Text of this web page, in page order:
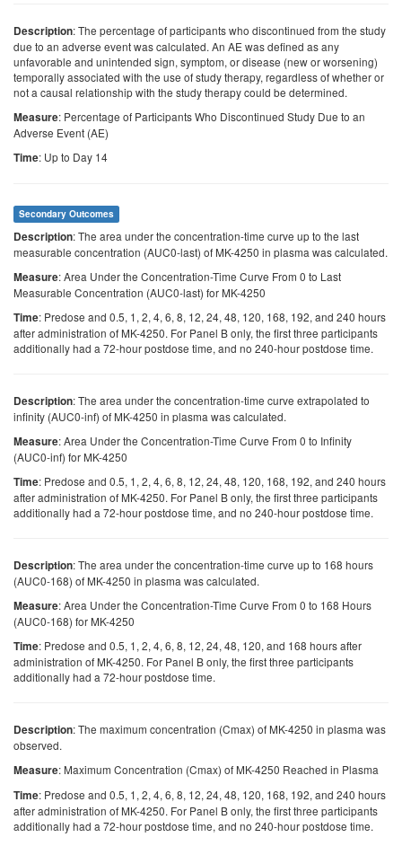
Description: The percentage of participants who discontinued from the study
due to an adverse event was calculated. An AE was defined as any
unfavorable and unintended sign, symptom, or disease (new or worsening)
temporally associated with the use of study therapy, regardless of whether or
not a causal relationship with the study therapy could be determined.
Measure: Percentage of Participants Who Discontinued Study Due to an
Adverse Event (AE)
Time: Up to Day 14
Secondary Outcomes
Description: The area under the concentration-time curve up to the last
measurable concentration (AUC0-last) of MK-4250 in plasma was calculated.
Measure: Area Under the Concentration-Time Curve From 0 to Last
Measurable Concentration (AUC0-last) for MK-4250
Time: Predose and 0.5, 1, 2, 4, 6, 8, 12, 24, 48, 120, 168, 192, and 240 hours
after administration of MK-4250. For Panel B only, the first three participants
additionally had a 72-hour postdose time, and no 240-hour postdose time.
Description: The area under the concentration-time curve extrapolated to
infinity (AUC0-inf) of MK-4250 in plasma was calculated.
Measure: Area Under the Concentration-Time Curve From 0 to Infinity
(AUC0-inf) for MK-4250
Time: Predose and 0.5, 1, 2, 4, 6, 8, 12, 24, 48, 120, 168, 192, and 240 hours
after administration of MK-4250. For Panel B only, the first three participants
additionally had a 72-hour postdose time, and no 240-hour postdose time.
Description: The area under the concentration-time curve up to 168 hours
(AUC0-168) of MK-4250 in plasma was calculated.
Measure: Area Under the Concentration-Time Curve From 0 to 168 Hours
(AUC0-168) for MK-4250
Time: Predose and 0.5, 1, 2, 4, 6, 8, 12, 24, 48, 120, and 168 hours after
administration of MK-4250. For Panel B only, the first three participants
additionally had a 72-hour postdose time.
Description: The maximum concentration (Cmax) of MK-4250 in plasma was
observed.
Measure: Maximum Concentration (Cmax) of MK-4250 Reached in Plasma
Time: Predose and 0.5, 1, 2, 4, 6, 8, 12, 24, 48, 120, 168, 192, and 240 hours
after administration of MK-4250. For Panel B only, the first three participants
additionally had a 72-hour postdose time, and no 240-hour postdose time.